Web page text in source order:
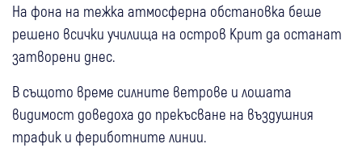
На фона на тежка атмосферна обстановка беше
решено всички училища на остров Крит да останат
затворени днес.
В същото време силните ветрове и лошата
видимост доведоха до прекъсване на въздушния
трафик и фериботните линии.